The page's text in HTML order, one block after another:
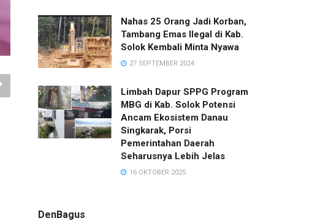
Nahas 25 Orang Jadi Korban,
Tambang Emas Ilegal di Kab.
Solok Kembali Minta Nyawa
27 SEPTEMBER 2024
Limbah Dapur SPPG Program
MBG di Kab. Solok Potensi
Ancam Ekosistem Danau
Singkarak, Porsi
Pemerintahan Daerah
Seharusnya Lebih Jelas
16 OKTOBER 2025
DenBagus